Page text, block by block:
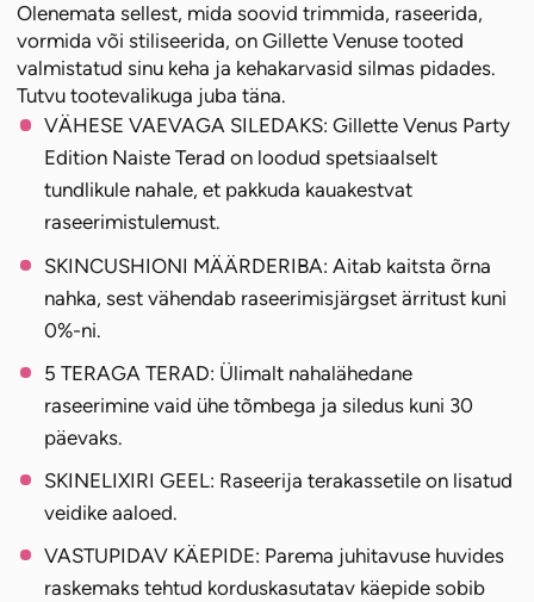
Olenemata sellest, mida soovid trimmida, raseerida,
vormida või stiliseerida, on Gillette Venuse tooted
valmistatud sinu keha ja kehakarvasid silmas pidades.
Tutvu tootevalikuga juba täna.
VÄHESE VAEVAGA SILEDAKS: Gillette Venus Party
Edition Naiste Terad on loodud spetsiaalselt
tundlikule nahale, et pakkuda kauakestvat
raseerimistulemust.
SKINCUSHIONI MÄÄRDERIBA: Aitab kaitsta õrna
nahka, sest vähendab raseerimisjärgset ärritust kuni
0%-ni.
5 TERAGA TERAD: Ülimalt nahalähedane
raseerimine vaid ühe tõmbega ja siledus kuni 30
päevaks.
SKINELIXIRI GEEL: Raseerija terakassetile on lisatud
veidike aaloed.
VASTUPIDAV KÄEPIDE: Parema juhitavuse huvides
raskemaks tehtud korduskasutatav käepide sobib